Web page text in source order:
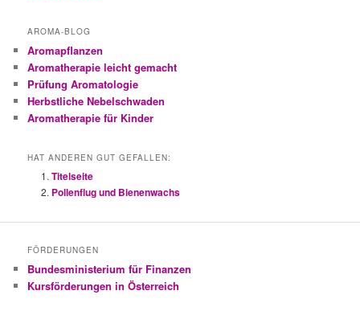
AROMA-BLOG
Aromapflanzen
Aromatherapie leicht gemacht
Prüfung Aromatologie
Herbstliche Nebelschwaden
Aromatherapie für Kinder
HAT ANDEREN GUT GEFALLEN:
Titelseite
Pollenflug und Bienenwachs
FÖRDERUNGEN
Bundesministerium für Finanzen
Kursförderungen in Österreich